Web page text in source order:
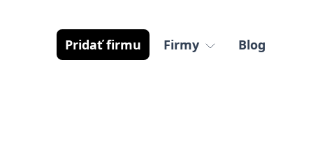
Pridať firmu Firmy Blog